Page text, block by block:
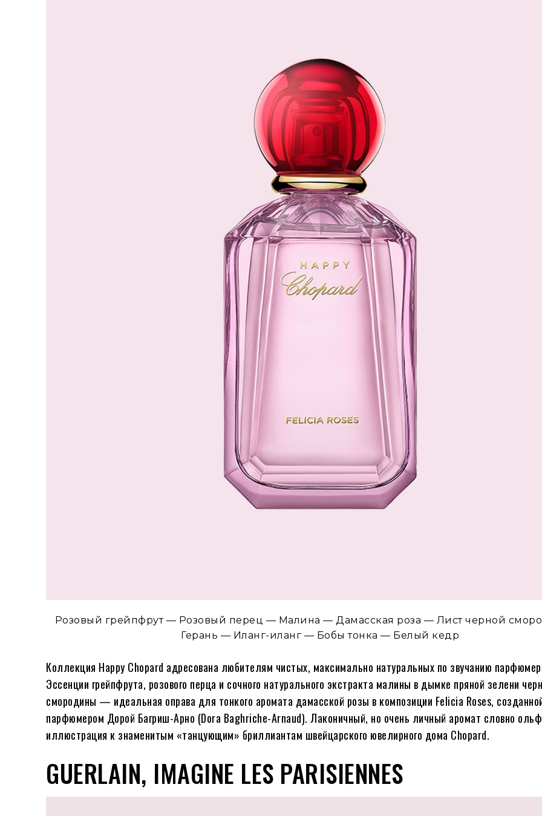
Розовый грейпфрут — Розовый перец — Малина — Дамасская роза — Лист черной
Герань — Иланг-иланг — Бобы тонка — Белый кедр
Коллекция Happy Chopard адресована любителям чистых, максимально натуральных по звучанию
Эссенции грейпфрута, розового перца и сочного натурального экстракта малины в дымке пряной зелени
смородины — идеальная оправа для тонкого аромата дамасской розы в композиции Felicia Roses,
парфюмером Дорой Багриш-Арно (Dora Baghriche-Arnaud). Лаконичный, но очень личный аромат словно
иллюстрация к знаменитым «танцующим» бриллиантам швейцарского ювелирного дома Chopard.
GUERLAIN, IMAGINE LES PARISIENNES